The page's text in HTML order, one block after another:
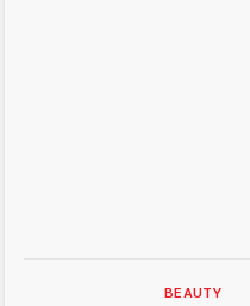
BEAUTY